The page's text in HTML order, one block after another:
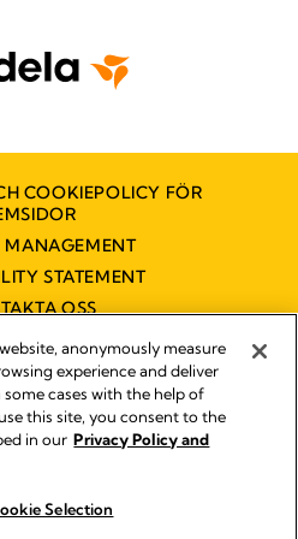
COOKIEPOLICY FÖR
MANAGEMENT
STATEMENT
OSS
Notice
anonymously measure
experience and deliver
cases with the help of
this site, you consent to the
in our Privacy Policy and
Selection